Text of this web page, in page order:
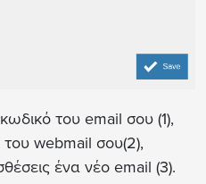
του email σου (1),
του webmail σου(2),
ένα νέο email (3).